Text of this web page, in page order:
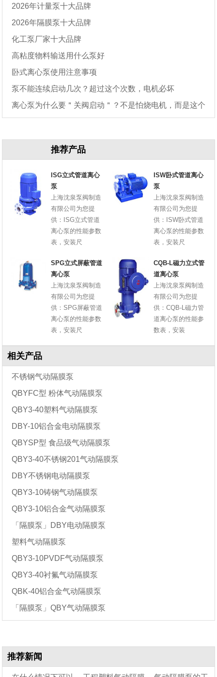
2026年计量泵十大品牌
2026年隔膜泵十大品牌
化工泵厂家十大品牌
高粘度物料输送用什么泵好
卧式离心泵使用注意事项
泵不能连续启动几次？超过这个次数，电机必坏
离心泵为什么要＂关阀启动＂？不是怕烧电机，而是这个
推荐产品
ISG立式管道离心
泵
上海沈泉泵阀制造
有限公司为您提
供：ISG立式管道
离心泵的性能参数
表，安装尺
ISW卧式管道离心
泵
上海沈泉泵阀制造
有限公司为您提
供：ISW卧式管道
离心泵的性能参数
表，安装尺
SPG立式屏蔽管道
离心泵
上海沈泉泵阀制造
有限公司为您提
供：SPG屏蔽管道
离心泵的性能参数
表，安装尺
CQB-L磁力立式管
道离心泵
上海沈泉泵阀制造
有限公司为您提
供：CQB-L磁力管
道离心泵的性能参
数表，安装
相关产品
不锈钢气动隔膜泵
QBYFC型 粉体气动隔膜泵
QBY3-40塑料气动隔膜泵
DBY-10铝合金电动隔膜泵
QBYSP型 食品级气动隔膜泵
QBY3-40不锈钢201气动隔膜泵
DBY不锈钢电动隔膜泵
QBY3-10铸钢气动隔膜泵
QBY3-10铝合金气动隔膜泵
「隔膜泵」DBY电动隔膜泵
塑料气动隔膜泵
QBY3-10PVDF气动隔膜泵
QBY3-40衬氟气动隔膜泵
QBK-40铝合金气动隔膜泵
「隔膜泵」QBY气动隔膜泵
推荐新闻